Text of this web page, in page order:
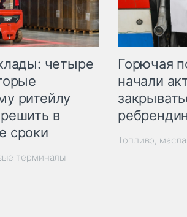
четыре
ритейлу
в
сроки
терминалы
Горючая
начали
Топливо,